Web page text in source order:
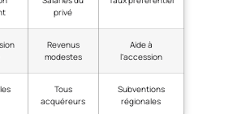
privé
Revenus
modestes
Aide à
l’accession
Tous
acquéreurs
Subventions
régionales